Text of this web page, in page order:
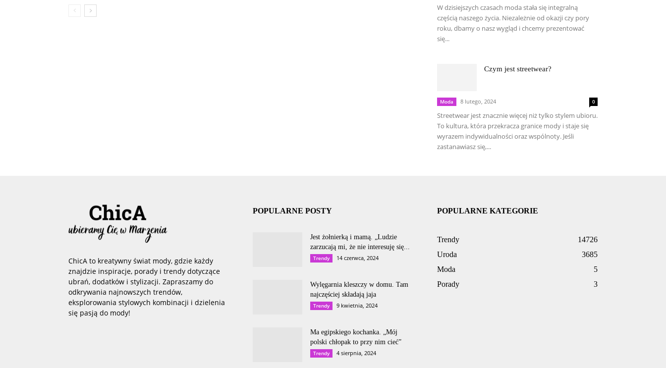
W dzisiejszych czasach moda stała się integralną
częścią naszego życia. Niezależnie od okazji czy pory
roku, dbamy o nasz wygląd i chcemy prezentować
się...
Czym jest streetwear?
Moda 8 lutego, 2024 0
Streetwear jest znacznie więcej niż tylko stylem ubioru.
To kultura, która przekracza granice mody i staje się
wyrazem indywidualności oraz wspólnoty. Jeśli
zastanawiasz się,...
ChicA to kreatywny świat mody, gdzie każdy
znajdzie inspiracje, porady i trendy dotyczące
ubrań, dodatków i stylizacji. Zapraszamy do
odkrywania najnowszych trendów,
eksplorowania stylowych kombinacji i dzielenia
się pasją do mody!
POPULARNE POSTY
Jest żołnierką i mamą. „Ludzie
zarzucają mi, że nie interesuję się...
Trendy 14 czerwca, 2024
Wylęgarnia kleszczy w domu. Tam
najczęściej składają jaja
Trendy 9 kwietnia, 2024
Ma egipskiego kochanka. „Mój
polski chłopak to przy nim cieć”
Trendy 4 sierpnia, 2024
POPULARNE KATEGORIE
Trendy
14726
Uroda
3685
Moda
5
Porady
3